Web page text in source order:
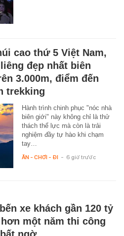
cao thứ 5 Việt Nam,
đẹp nhất biên
3.000m, điểm đến
trekking
Hành trình chinh phục "nóc nhà
biên giới" này không chỉ là thử
thách thể lực mà còn là trải
nghiệm đầy tự hào khi chạm
tay…
ĂN - CHƠI - ĐI - 6 giờ trước
xe khách gần 120 tỷ
một năm thi công